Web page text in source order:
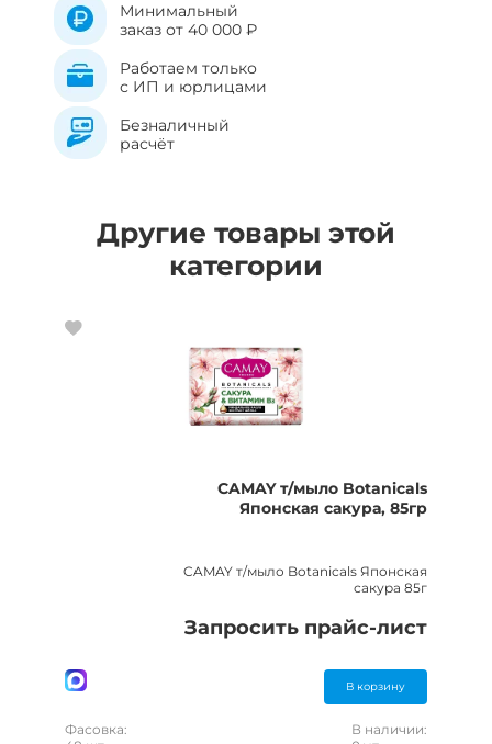
Минимальный
заказ от 40 000 ₽
Работаем только
с ИП и юрлицами
Безналичный
расчёт
Другие товары этой
категории
CAMAY т/мыло Botanicals
Японская сакура, 85гр
CAMAY т/мыло Botanicals Японская
сакура 85г
Запросить прайс-лист
В корзину
Фасовка:
В наличии: